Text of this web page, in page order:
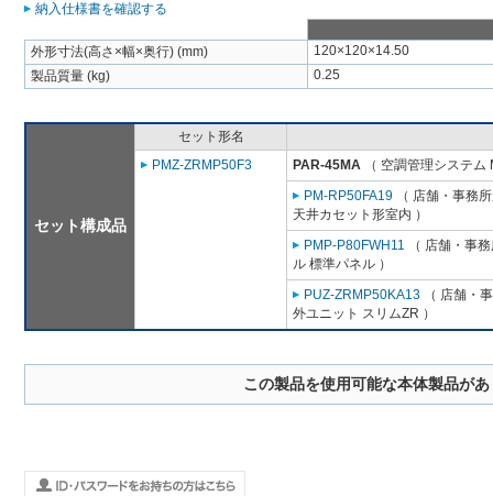
納入仕様書を確認する
外形寸法(高さ×幅×奥行) (mm)
120×120×14.50
製品質量 (kg)
0.25
セット構成品
セット形名
PMZ-ZRMP50F3
PAR-45MA （ 空調管理システム
PM-RP50FA19 （ 店舗・事務
天井カセット形室内 ）
PMP-P80FWH11 （ 店舗・事
ル 標準パネル ）
PUZ-ZRMP50KA13 （ 店舗・
外ユニット スリムZR ）
この製品を使用可能な本体製品が